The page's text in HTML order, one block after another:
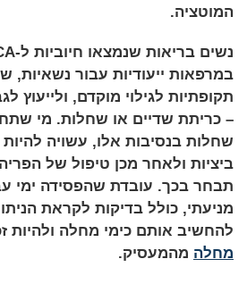
המוטציה.
במרפאות ייעודיות עבור נשאיות,
תקופתיות לגילוי מוקדם, ולייעוץ
– כריתת שדיים או שחלות. מי
שחלות בנסיבות אלו, עשויה
ביציות ולאחר מכן טיפול של
תבחר בכך. עובדת שהפסידה ימי
מניעתי, כולל בדיקות לקראת
להחשיב אותם כימי מחלה ולהיות
מחלה מהמעסיק.